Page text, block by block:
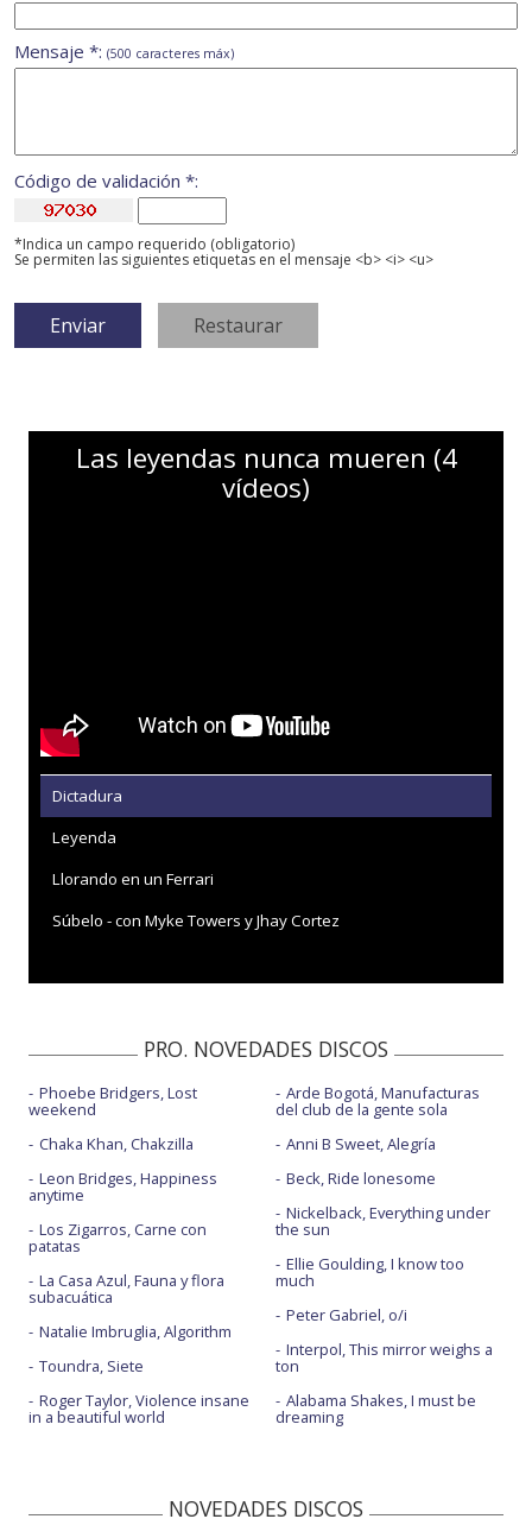
Mensaje *: (500 caracteres máx)
Código de validación *:
*Indica un campo requerido (obligatorio)
Se permiten las siguientes etiquetas en el mensaje <b> <i> <u>
Las leyendas nunca mueren (4
vídeos)
Dictadura
Leyenda
Llorando en un Ferrari
Súbelo - con Myke Towers y Jhay Cortez
PRO. NOVEDADES DISCOS
Phoebe Bridgers, Lost
weekend
Chaka Khan, Chakzilla
Leon Bridges, Happiness
anytime
Los Zigarros, Carne con
patatas
La Casa Azul, Fauna y flora
subacuática
Natalie Imbruglia, Algorithm
Toundra, Siete
Roger Taylor, Violence insane
in a beautiful world
Arde Bogotá, Manufacturas
del club de la gente sola
Anni B Sweet, Alegría
Beck, Ride lonesome
Nickelback, Everything under
the sun
Ellie Goulding, I know too
much
Peter Gabriel, o/i
Interpol, This mirror weighs a
ton
Alabama Shakes, I must be
dreaming
NOVEDADES DISCOS